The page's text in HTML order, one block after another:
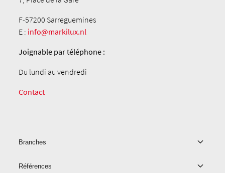
F-57200 Sarreguemines
E : info@markilux.nl
Joignable par téléphone :
Du lundi au vendredi
Contact
Branches
Références